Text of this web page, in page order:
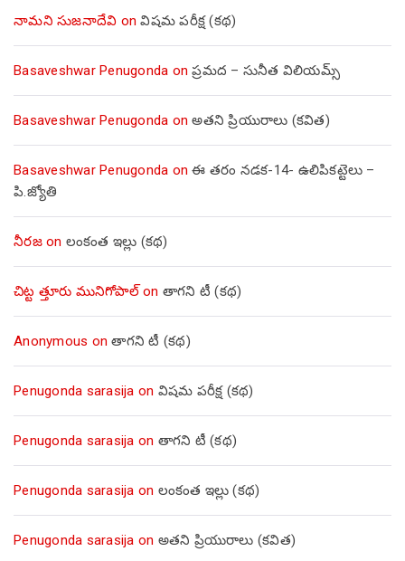
నామని సుజనాదేవి onవిషమ పరీక్ష (క‌థ‌)
Basaveshwar Penugonda onప్రమద – సునీత విలియమ్స్
Basaveshwar Penugonda onఅతని ప్రియురాలు (కవిత)
Basaveshwar Penugonda onఈ తరం నడక-14- ఉలిపికట్టెలు –
పి.జ్యోతి
నీరజon లంకంత ఇల్లు (కథ)
చిట్ట త్తూరు మునిగోపాల్on తాగని టీ (కథ)
Anonymous onతాగని టీ (కథ)
Penugonda sarasija on విషమ పరీక్ష (క‌థ‌)
Penugonda sarasija on తాగని టీ (కథ)
Penugonda sarasija on లంకంత ఇల్లు (కథ)
Penugonda sarasija on అతని ప్రియురాలు (కవిత)